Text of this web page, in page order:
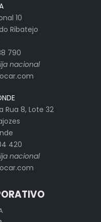
10
Ribatejo
790
nacional
Rua 8, Lote 32
420
nacional